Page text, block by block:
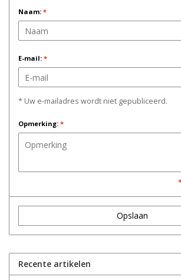
Naam: *
E-mail: *
* Uw e-mailadres wordt niet gepubliceerd.
Opmerking: *
Opslaan
Recente artikelen